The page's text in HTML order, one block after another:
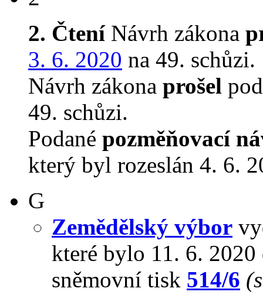
2. ČteníNávrh zákona
3. 6. 2020 na 49. schůzi.
Návrh zákona prošel
49. schůzi.
Podané pozměňovací
který byl rozeslán 4. 6.
G
Zemědělský výbor
které bylo 11. 6.
sněmovní tisk 514/6